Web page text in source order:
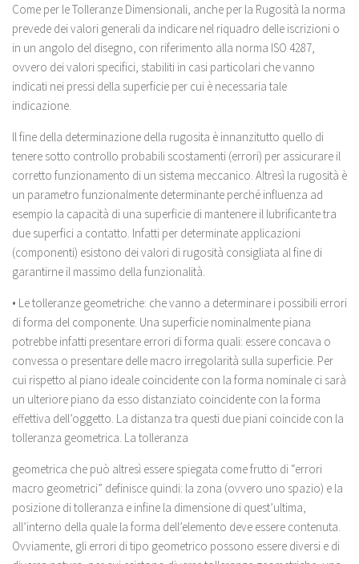
Come per le Tolleranze Dimensionali, anche per la Rugosità la norma
prevede dei valori generali da indicare nel riquadro delle iscrizioni o
in un angolo del disegno, con riferimento alla norma ISO 4287,
ovvero dei valori specifici, stabiliti in casi particolari che vanno
indicati nei pressi della superficie per cui è necessaria tale
indicazione.
Il fine della determinazione della rugosita è innanzitutto quello di
tenere sotto controllo probabili scostamenti (errori) per assicurare il
corretto funzionamento di un sistema meccanico. Altresì la rugosità è
un parametro funzionalmente determinante perché influenza ad
esempio la capacità di una superficie di mantenere il lubrificante tra
due superfici a contatto. Infatti per determinate applicazioni
(componenti) esistono dei valori di rugosità consigliata al fine di
garantirne il massimo della funzionalità.
• Le tolleranze geometriche: che vanno a determinare i possibili errori
di forma del componente. Una superficie nominalmente piana
potrebbe infatti presentare errori di forma quali: essere concava o
convessa o presentare delle macro irregolarità sulla superficie. Per
cui rispetto al piano ideale coincidente con la forma nominale ci sarà
un ulteriore piano da esso distanziato coincidente con la forma
effettiva dell’oggetto. La distanza tra questi due piani coincide con la
tolleranza geometrica. La tolleranza
geometrica che può altresì essere spiegata come frutto di “errori
macro geometrici” definisce quindi: la zona (ovvero uno spazio) e la
posizione di tolleranza e infine la dimensione di quest’ultima,
all’interno della quale la forma dell’elemento deve essere contenuta.
Ovviamente, gli errori di tipo geometrico possono essere diversi e di